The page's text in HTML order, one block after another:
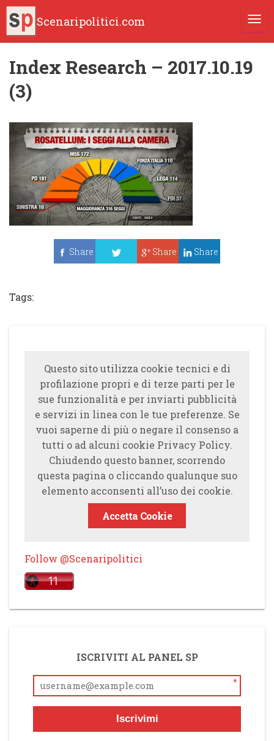
Scenaripolitici.com
Index Research – 2017.10.19
(3)
Share
Share Share
Tags:
Questo sito utilizza cookie tecnici e di
profilazione propri e di terze parti per le
sue funzionalità e per inviarti pubblicità
e servizi in linea con le tue preferenze. Se
vuoi saperne di più o negare il consenso a
tutti o ad alcuni cookie Privacy Policy.
Chiudendo questo banner, scorrendo
questa pagina o cliccando qualunque suo
elemento acconsenti all’uso dei cookie.
Accetta Cookie
Follow @Scenaripolitici
ISCRIVITI AL PANEL SP
*
Iscrivimi